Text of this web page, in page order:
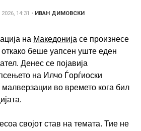
14:31 • ИВАН ДИМОВСКИ
на Македонија се произнесе
беше уапсен уште еден
Денес се појавија
на Илчо Ѓорѓиоски
во времето кога бил
својот став на темата. Тие не